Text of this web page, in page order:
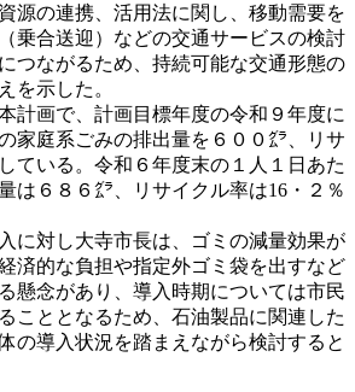
源の連携、活用法に関し、移動需要を
乗合送迎）などの交通サービスの検討
つながるため、持続可能な交通形態の
を示した。
計画で、計画目標年度の令和９年度に
家庭系ごみの排出量を６００㌘、リサ
ている。令和６年度末の１人１日あた
は６８６㌘、リサイクル率は16・２％
に対し大寺市長は、ゴミの減量効果が
済的な負担や指定外ゴミ袋を出すなど
懸念があり、導入時期については市民
こととなるため、石油製品に関連した
の導入状況を踏まえながら検討すると